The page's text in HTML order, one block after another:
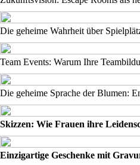
Die geheime Wahrheit über
Team Events: Warum Ihre
Die geheime Sprache der Blumen:
Skizzen: Wie Frauen ihre
Einzigartige Geschenke mit